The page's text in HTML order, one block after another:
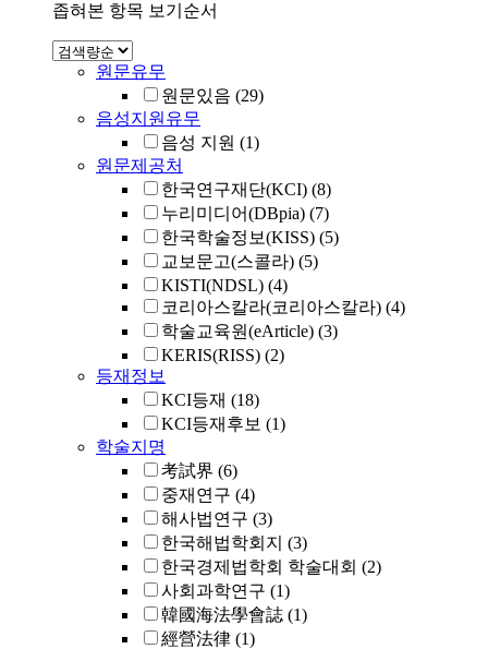
좁혀본 항목 보기순서
원문유무
원문있음 (29)
음성지원유무
음성 지원 (1)
원문제공처
한국연구재단(KCI) (8)
누리미디어(DBpia) (7)
한국학술정보(KISS) (5)
교보문고(스콜라) (5)
KISTI(NDSL) (4)
코리아스칼라(코리아스칼라) (4)
학술교육원(eArticle) (3)
KERIS(RISS) (2)
등재정보
KCI등재 (18)
KCI등재후보 (1)
학술지명
考試界 (6)
중재연구 (4)
해사법연구 (3)
한국해법학회지 (3)
한국경제법학회 학술대회 (2)
사회과학연구 (1)
韓國海法學會誌 (1)
經營法律 (1)